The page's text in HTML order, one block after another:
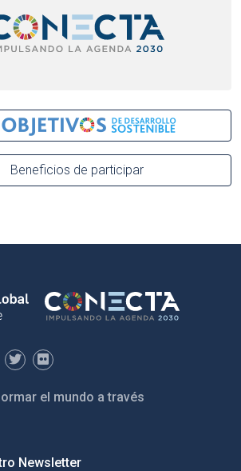
Beneficios de participar
el mundo a través
Newsletter